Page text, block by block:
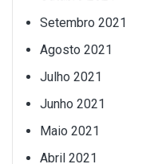
Setembro 2021
Agosto 2021
Julho 2021
Junho 2021
Maio 2021
Abril 2021